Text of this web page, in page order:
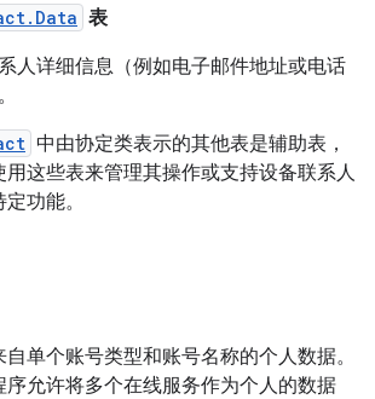
表
人详细信息（例如电子邮件地址或电话
中由协定类表示的其他表是辅助表，
这些表来管理其操作或支持设备联系人
功能。
单个账号类型和账号名称的个人数据。
序允许将多个在线服务作为个人的数据